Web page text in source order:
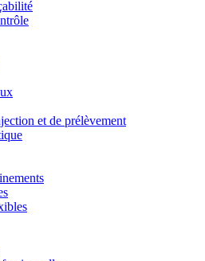
et de prélèvement